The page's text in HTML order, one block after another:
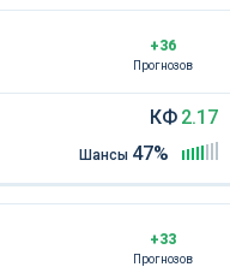
+36
Прогнозов
КФ 2.17
Шансы 47%
+33
Прогнозов